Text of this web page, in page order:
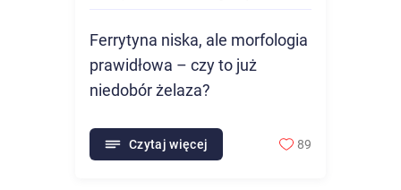
Ferrytyna niska, ale morfologia
prawidłowa – czy to już
niedobór żelaza?
Czytaj więcej 89